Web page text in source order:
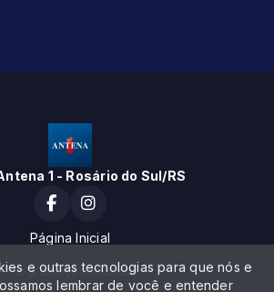
1 - Rosário do Sul/RS
Página Inicial
Programação musical
e outras tecnologias para que nós e
lembrar de você e entender